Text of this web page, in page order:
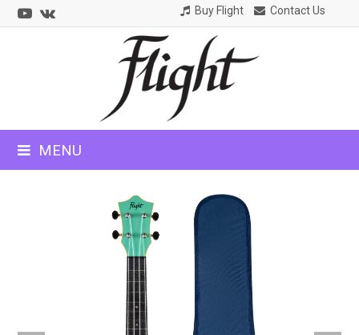
Youtube
VK Buy Flight Contact Us
MENU